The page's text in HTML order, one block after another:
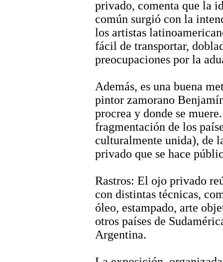
privado, comenta que la
común surgió con la
los artistas
fácil de transportar,
preocupaciones por la
Además, es una buena
pintor zamorano
procrea y donde se
fragmentación de los
culturalmente unida), de
privado que se hace
Rastros: El ojo privado
con distintas técnicas,
óleo, estampado, arte
otros países de
Argentina.